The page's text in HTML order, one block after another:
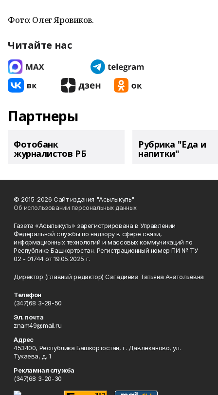
Фото: Олег Яровиков.
Читайте нас
Партнеры
Фотобанк
журналистов РБ
Рубрика "Еда и
напитки"
© 2015-2026 Сайт издания "Асылыкуль"
Об использовании персональных данных
Газета «Асылыкуль» зарегистрирована в Управлении
Федеральной службы по надзору в сфере связи,
информационных технологий и массовых коммуникаций по
Республике Башкортостан. Регистрационный номер ПИ № ТУ
02 - 01744 от 19.05.2025 г.
Директор (главный редактор) Сагадиева Татьяна Анатольевна
Телефон
(347)68 3-28-50
Эл. почта
znam49@mail.ru
Адрес
453400, Республика Башкортостан, г. Давлеканово, ул.
Тукаева, д. 1
Рекламная служба
(347)68 3-20-30